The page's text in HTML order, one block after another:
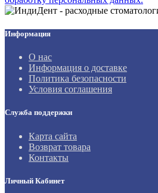
Информация
О нас
Информация о доставке
Политика безопасности
Условия соглашения
Служба поддержки
Карта сайта
Возврат товара
Контакты
Личный Кабинет